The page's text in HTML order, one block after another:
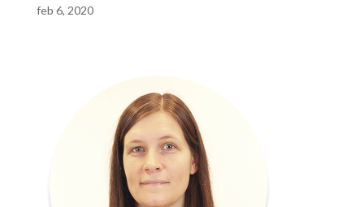
feb 6, 2020